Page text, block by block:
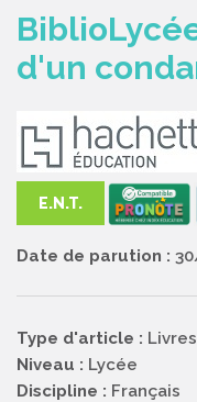
d'un
E.N.T.
Date de parution :
Type d'article :
Niveau : Lycée
Discipline : Français